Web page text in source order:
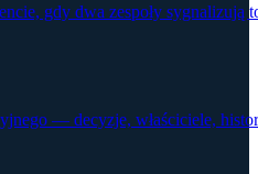
gdy dwa zespoły sygnalizują
— decyzje, właściciele,